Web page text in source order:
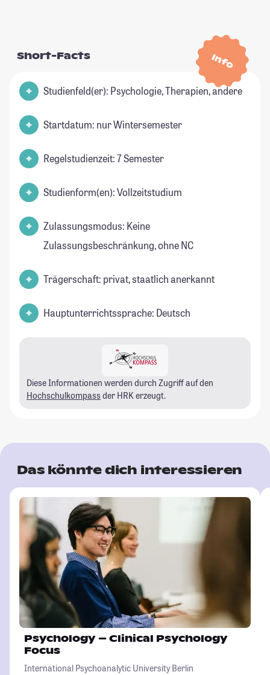
Info
Short-Facts
Studienfeld(er): Psychologie, Therapien, andere
Startdatum: nur Wintersemester
Regelstudienzeit: 7 Semester
Studienform(en): Vollzeitstudium
Zulassungsmodus: Keine
Zulassungsbeschränkung, ohne NC
Trägerschaft: privat, staatlich anerkannt
Hauptunterrichtssprache: Deutsch
Diese Informationen werden durch Zugriff auf den
Hochschulkompass der HRK erzeugt.
Das könnte dich interessieren
Psychology – Clinical Psychology
Focus
International Psychoanalytic University Berlin